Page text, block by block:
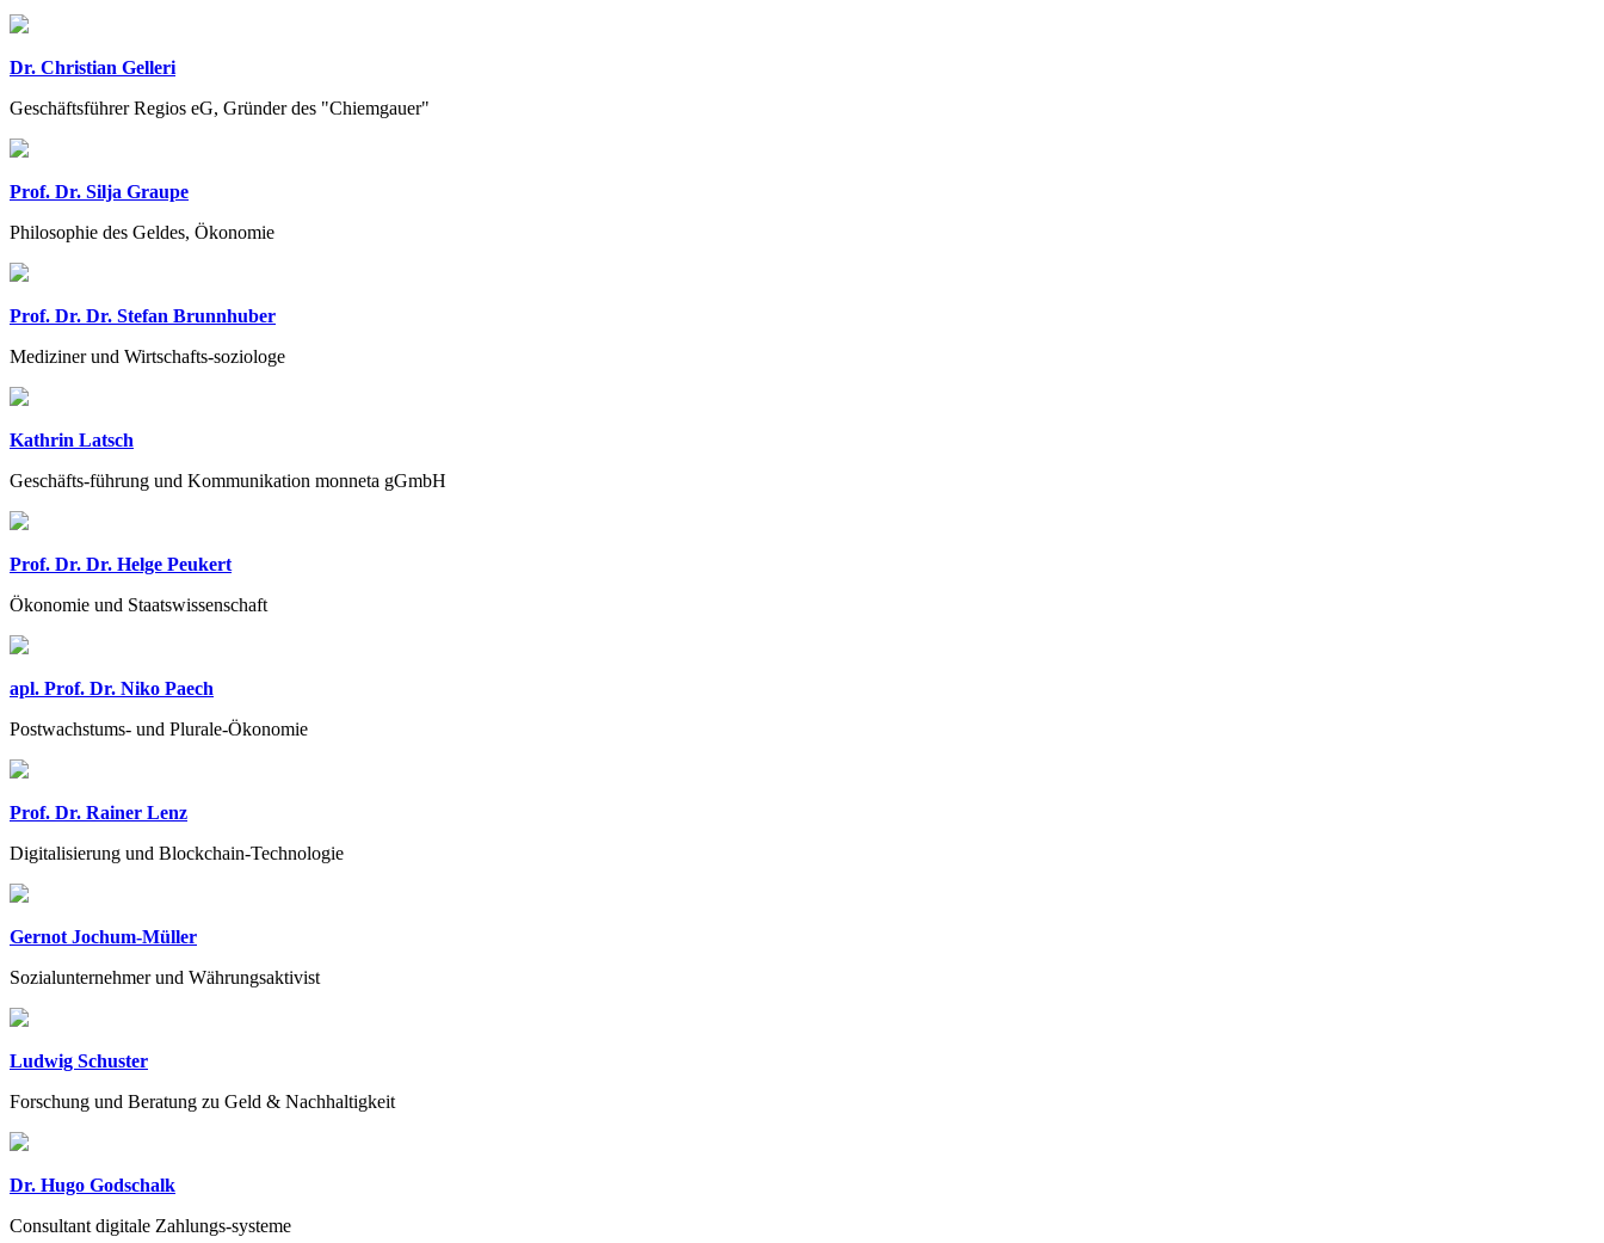
Dr. Christian Gelleri
Geschäftsführer Regios eG, Gründer des "Chiemgauer"
Prof. Dr. Silja Graupe
Philosophie des Geldes, Ökonomie
Prof. Dr. Dr. Stefan Brunnhuber
Mediziner und Wirtschafts-soziologe
Kathrin Latsch
Geschäfts-führung und Kommunikation monneta gGmbH
Prof. Dr. Dr. Helge Peukert
Ökonomie und Staatswissenschaft
apl. Prof. Dr. Niko Paech
Postwachstums- und Plurale-Ökonomie
Prof. Dr. Rainer Lenz
Digitalisierung und Blockchain-Technologie
Gernot Jochum-Müller
Sozialunternehmer und Währungsaktivist
Ludwig Schuster
Forschung und Beratung zu Geld & Nachhaltigkeit
Dr. Hugo Godschalk
Consultant digitale Zahlungs-systeme